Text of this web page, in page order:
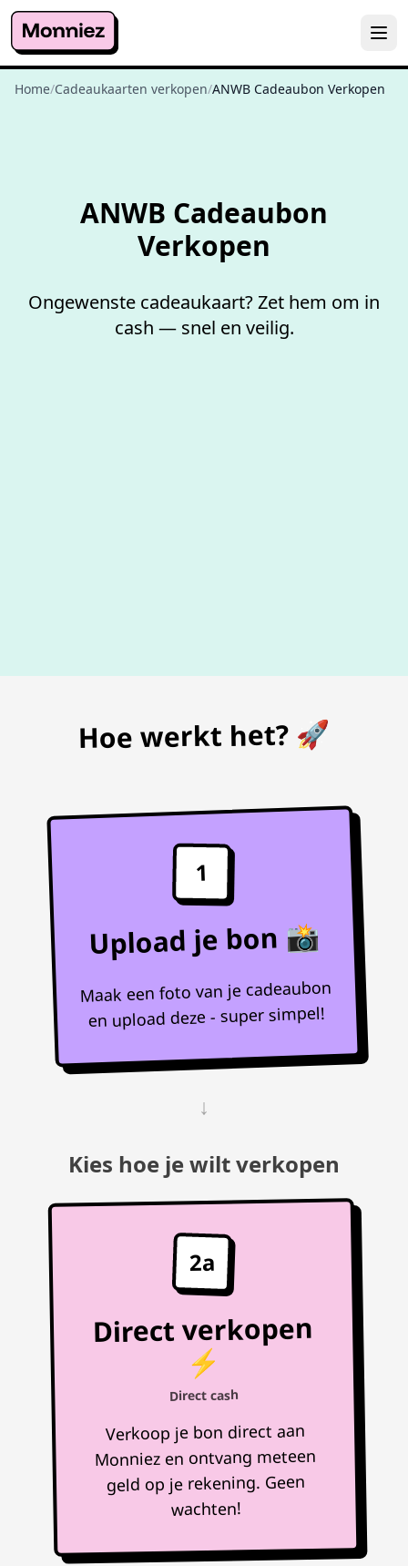
Home/Cadeaukaarten verkopen/ANWB Cadeaubon Verkopen
ANWB Cadeaubon
Verkopen
Ongewenste cadeaukaart? Zet hem om in
cash — snel en veilig.
Hoe werkt het? 🚀
1
Upload je bon 📸
Maak een foto van je cadeaubon
en upload deze - super simpel!
↓
Kies hoe je wilt verkopen
2a
Direct verkopen
⚡
Direct cash
Verkoop je bon direct aan
Monniez en ontvang meteen
geld op je rekening. Geen
wachten!